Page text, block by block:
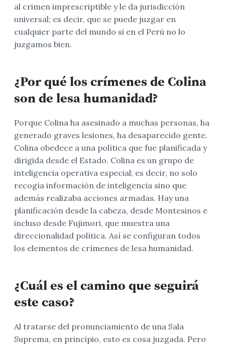
al crimen imprescriptible y le da jurisdicción
universal; es decir, que se puede juzgar en
cualquier parte del mundo si en el Perú no lo
juzgamos bien.
¿Por qué los crímenes de Colina
son de lesa humanidad?
Porque Colina ha asesinado a muchas personas, ha
generado graves lesiones, ha desaparecido gente.
Colina obedece a una política que fue planificada y
dirigida desde el Estado. Colina es un grupo de
inteligencia operativa especial; es decir, no solo
recogía información de inteligencia sino que
además realizaba acciones armadas. Hay una
planificación desde la cabeza, desde Montesinos e
incluso desde Fujimori, que muestra una
direccionalidad política. Así se configuran todos
los elementos de crímenes de lesa humanidad.
¿Cuál es el camino que seguirá
este caso?
Al tratarse del pronunciamiento de una Sala
Suprema, en principio, esto es cosa juzgada. Pero